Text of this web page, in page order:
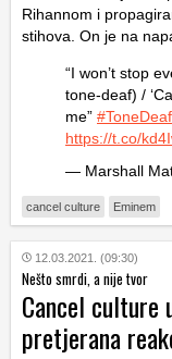
Rihannom i
stihova. On je na
“I won’t stop
tone-deaf) /
me” #ToneDeaf
https://t.co/
— Marshall
cancel culture Eminem
12.03.2021. (09:30)
Nešto smrdi, a nije tvor
Cancel culture
pretjerana